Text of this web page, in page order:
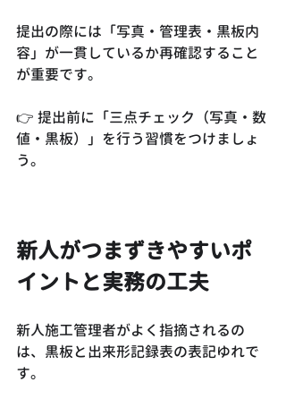
提出の際には「写真・管理表・黒板内
容」が一貫しているか再確認すること
が重要です。
👉 提出前に「三点チェック（写真・数
値・黒板）」を行う習慣をつけましょ
う。
新人がつまずきやすいポ
イントと実務の工夫
新人施工管理者がよく指摘されるの
は、黒板と出来形記録表の表記ゆれで
す。